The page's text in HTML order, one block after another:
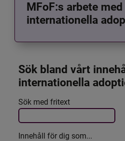
MFoF:s arbete med
internationella
Sök bland vårt
internationella
Filtrera resultatet
Det här formuläret postas
Sök med fritext
Innehåll för dig som...